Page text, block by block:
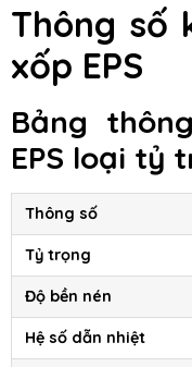
Thông số
xốp EPS
Bảng
EPS loại tỷ
Thông số
Tỷ trọng
Độ bền nén
Hệ số dẫn nhiệt